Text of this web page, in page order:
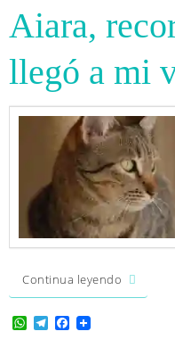
Aiara,
llegó a mi
Continua leyendo
W
h e